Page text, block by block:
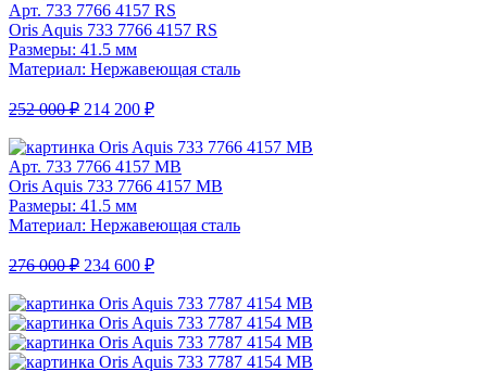
Арт. 733 7766 4157 RS
Oris Aquis 733 7766 4157 RS
Размеры: 41.5 мм
Материал: Нержавеющая сталь
252 000 ₽ 214 200 ₽
Арт. 733 7766 4157 MB
Oris Aquis 733 7766 4157 MB
Размеры: 41.5 мм
Материал: Нержавеющая сталь
276 000 ₽ 234 600 ₽